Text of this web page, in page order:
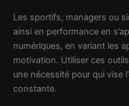
Les sportifs, managers ou
ainsi en performance en
numériques, en variant les
motivation. Utiliser ces
une nécessité pour qui vise
constante.